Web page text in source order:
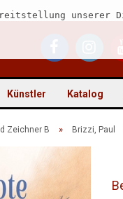
Künstler Katalog
Zeichner B » Brizzi, Paul